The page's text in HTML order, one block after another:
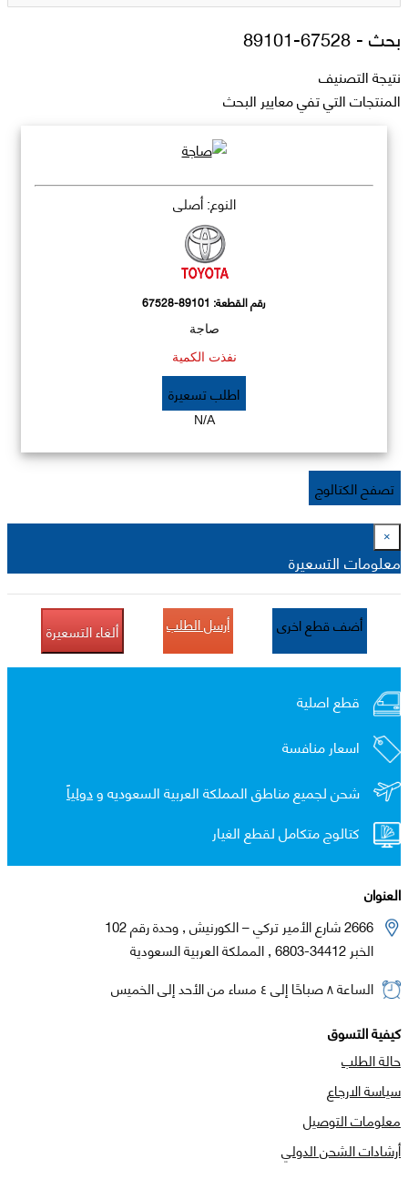
بحث -67528-89101
نتيجة التصنيف
المنتجات التي تفي معايير البحث
النوع: أصلي
رقم القطعة: 67528-89101
صاجة
نفذت الكمية
اطلب تسعيرة
N/A
تصفح الكتالوج
×
معلومات التسعيرة
أضف قطع اخرى أرسل الطلب ألغاء التسعيرة
قطع اصلية
اسعار منافسة
شحن لجميع مناطق المملكة العربية السعوديه ودولياً
كتالوج متكامل لقطع الغيار
العنوان
2666 شارع الأمير تركي – الكورنيش , وحدة رقم 102
الخبر 34412-6803 , المملكة العربية السعودية
الساعة ٨ صباحًا إلى ٤ مساء من الأحد إلى الخميس
كيفية التسوق
حالة الطلب
سياسة الارجاع
معلومات التوصيل
أرشادات الشحن الدولي